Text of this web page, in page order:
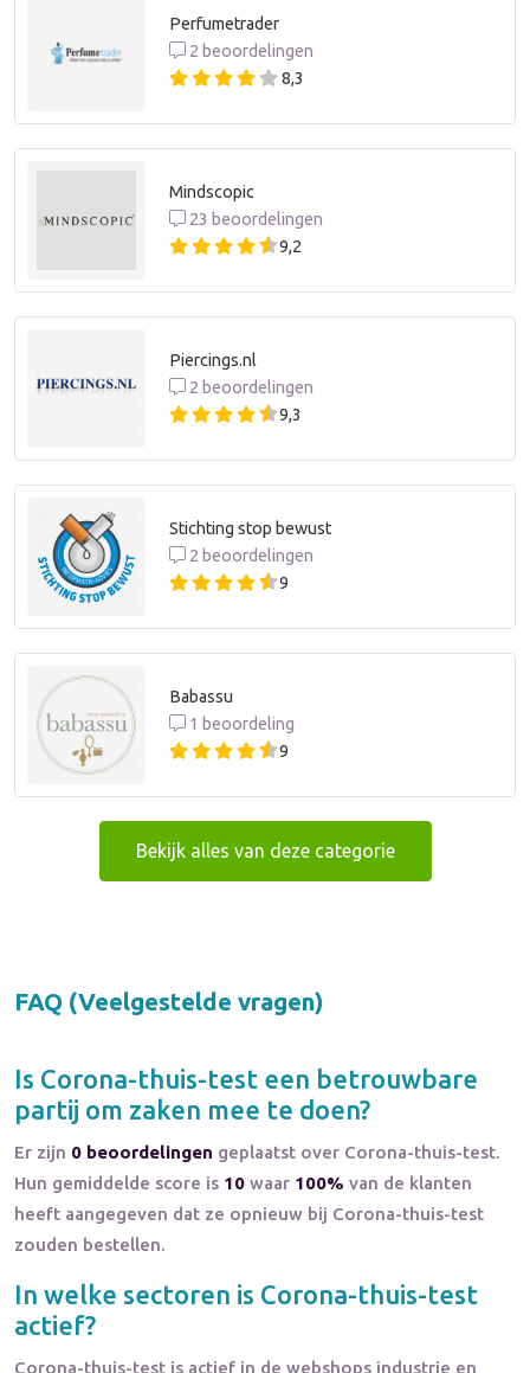
Perfumetrader
2 beoordelingen
8,3
Mindscopic
23 beoordelingen
9,2
Piercings.nl
2 beoordelingen
9,3
Stichting stop bewust
2 beoordelingen
9
Babassu
1 beoordeling
9
Bekijk alles van deze categorie
FAQ (Veelgestelde vragen)
Is Corona-thuis-test een betrouwbare
partij om zaken mee te doen?
Er zijn 0 beoordelingen geplaatst over Corona-thuis-test.
Hun gemiddelde score is 10 waar 100% van de klanten
heeft aangegeven dat ze opnieuw bij Corona-thuis-test
zouden bestellen.
In welke sectoren is Corona-thuis-test
actief?
Corona-thuis-test is actief in de webshops industrie en